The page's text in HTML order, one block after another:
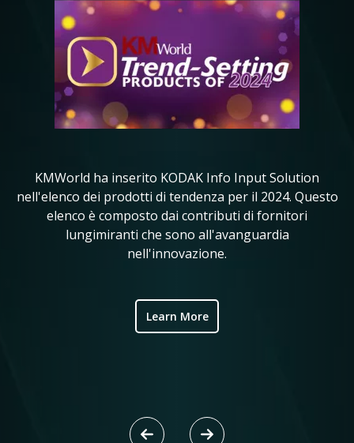
Immagine
KMWorld ha inserito KODAK Info Input Solution
nell'elenco dei prodotti di tendenza per il 2024. Questo
elenco è composto dai contributi di fornitori
lungimiranti che sono all'avanguardia
nell'innovazione.
Learn More